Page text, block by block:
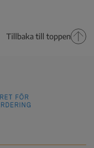
Tillbaka till toppen